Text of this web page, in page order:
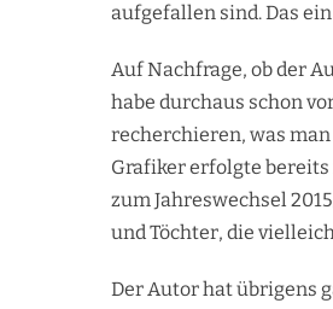
aufgefallen sind. Das
Auf Nachfrage, ob der
habe durchaus schon
recherchieren, was
Grafiker erfolgte bereits
zum Jahreswechsel
und Töchter, die
Der Autor hat übrigens